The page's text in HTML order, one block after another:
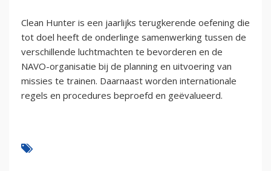
Clean Hunter is een jaarlijks terugkerende oefening die
tot doel heeft de onderlinge samenwerking tussen de
verschillende luchtmachten te bevorderen en de
NAVO-organisatie bij de planning en uitvoering van
missies te trainen. Daarnaast worden internationale
regels en procedures beproefd en geëvalueerd.